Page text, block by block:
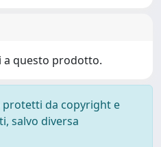
a questo prodotto.
protetti da copyright e
salvo diversa